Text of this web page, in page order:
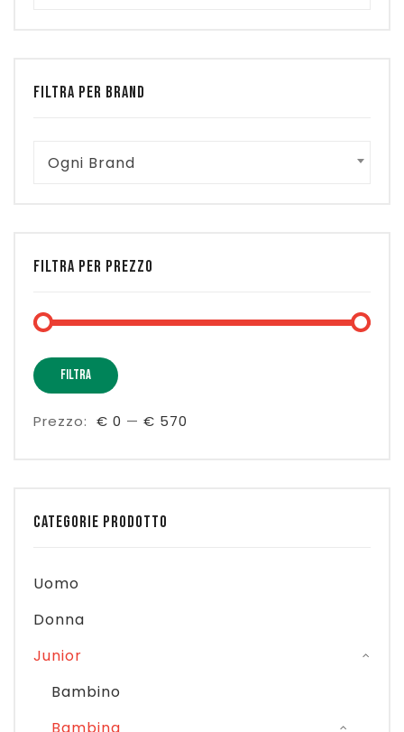
FILTRA PER BRAND
Ogni Brand
FILTRA PER PREZZO
FILTRA
Prezzo: € 0 — € 570
CATEGORIE PRODOTTO
Uomo
Donna
Junior
Bambino
Bambina